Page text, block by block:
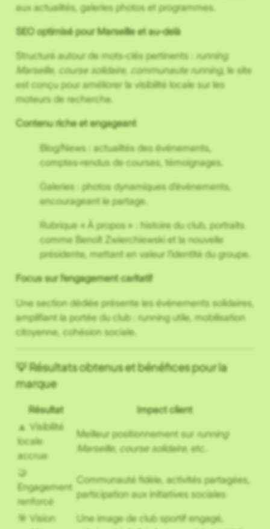
aux actualités, galeries photos et programmes.
SEO optimisé pour Marseille et au-delà
Structuré autour de mots‑clés pertinents : running
Marseille, course solidaire, communaute running, le site
est conçu pour améliorer la visibilité locale sur les
moteurs de recherche.
Contenu riche et engageant
Blog/News : actualités des événements,
comptes‑rendus de courses, témoignages.
Galeries : photos dynamiques d’événements,
encourageant le partage.
Rubrique « À propos » : histoire du club, portraits
comme Benoît Zwierchiewski et la nouvelle
présidente, mettant en valeur l’identité du groupe.
Focus sur l’engagement caritatif
Une section dédiée présente les événements solidaires,
amplifiant la portée du club : running utile, mobilisation
citoyenne, cohésion sociale.
💡 Résultats obtenus et bénéfices pour la
marque
Résultat
Impact client
🔼 Visibilité
locale
accrue
Meilleur positionnement sur running
Marseille, course solidaire, etc.
🤝
Engagement
renforcé
Communauté fidèle, activités partagées,
participation aux initiatives sociales
🎯 Vision
Une image de club sportif engagé,